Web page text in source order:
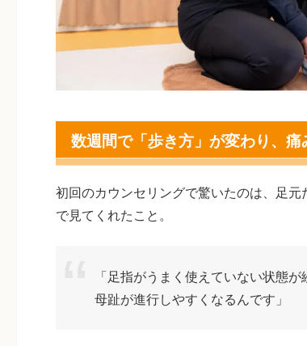
数週間で「歩き方」が変わり、
初回のカウンセリングで驚いたのは、足
で見てくれたこと。
「足指がうまく使えていない状態
母趾が進行しやすくなるんです」